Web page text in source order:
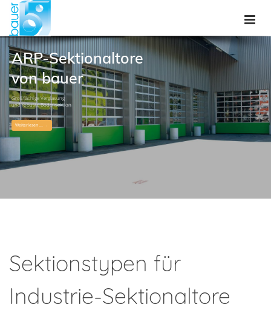
ARP-Sektionaltore
von bauer
Großflächige Verglasung
und robuste Bodensektion
Weiterlesen ...
Sektionstypen für
Industrie-Sektionaltore